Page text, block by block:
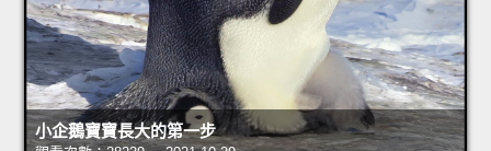
小企鵝寶寶長大的第一步